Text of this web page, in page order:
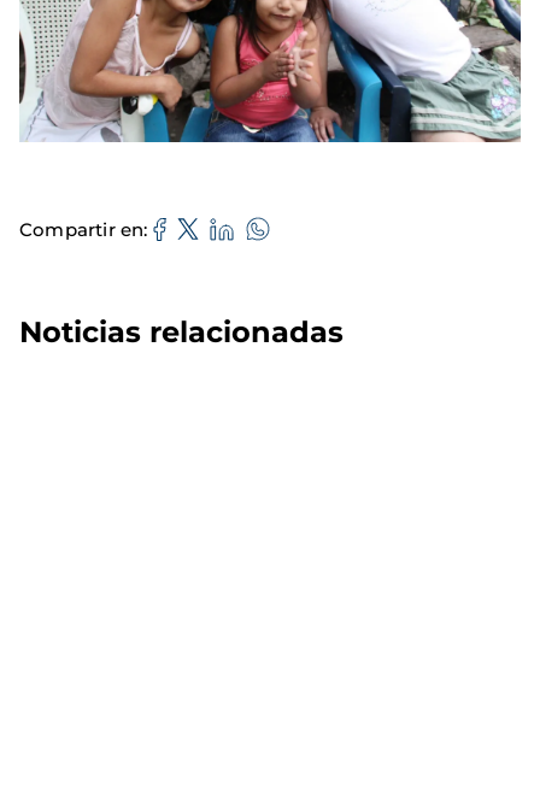
Compartir en
Noticias relacionadas